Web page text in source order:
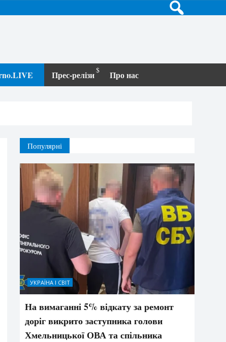
Прес-релізи Про нас
Популярні
УКРАЇНА І СВІТ
На вимаганні 5% відкату за ремонт
доріг викрито заступника голови
Хмельницької ОВА та спільника